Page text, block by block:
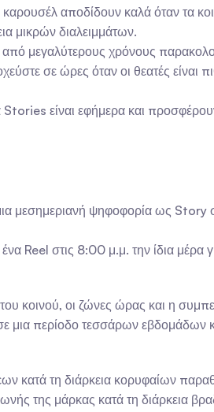
αποδίδουν καλά όταν τα
μικρών διαλειμμάτων.
μεγαλύτερους χρόνους
σε ώρες όταν οι θεατές είναι
είναι εφήμερα και
μεσημεριανή ψηφοφορία ως Story
Reel στις 8:00 μ.μ. την ίδια μέρα
κοινού, οι ζώνες ώρας και η
μια περίοδο τεσσάρων εβδομάδων
κατά τη διάρκεια κορυφαίων
της μάρκας κατά τη διάρκεια